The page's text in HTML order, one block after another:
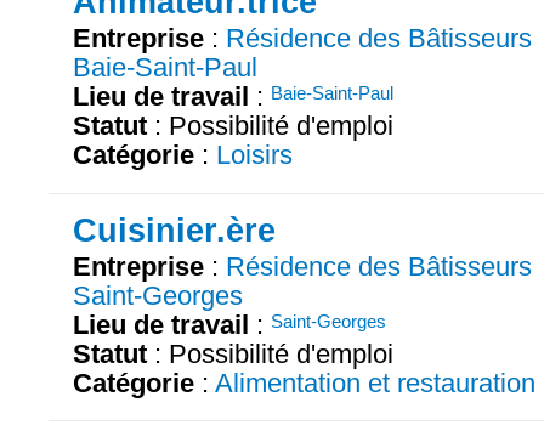
Entreprise : Résidence des Bâtisseurs
Baie-Saint-Paul
Lieu de travail : Baie-Saint-Paul
Statut : Possibilité d'emploi
Catégorie : Loisirs
Cuisinier.ère
Entreprise : Résidence des Bâtisseurs
Saint-Georges
Lieu de travail : Saint-Georges
Statut : Possibilité d'emploi
Catégorie : Alimentation et restauration